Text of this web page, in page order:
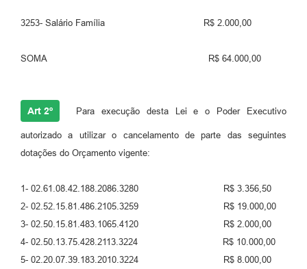
3253- Salário Família R$ 2.000,00
SOMA R$ 64.000,00
Art 2º Para execução desta Lei e o Poder Executivo
autorizado a utilizar o cancelamento de parte das seguintes
dotações do Orçamento vigente:
1- 02.61.08.42.188.2086.3280 R$ 3.356,50
2- 02.52.15.81.486.2105.3259 R$ 19.000,00
3- 02.50.15.81.483.1065.4120 R$ 2.000,00
4- 02.50.13.75.428.2113.3224 R$ 10.000,00
5- 02.20.07.39.183.2010.3224 R$ 8.000,00